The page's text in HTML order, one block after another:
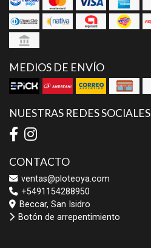
MEDIOS DE ENVÍO
NUESTRAS REDES SOCIALES
CONTACTO
ventas@ploteoya.com
+5491154288950
Beccar, San Isidro
Botón de arrepentimiento